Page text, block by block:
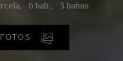
6 hab., 3 baños